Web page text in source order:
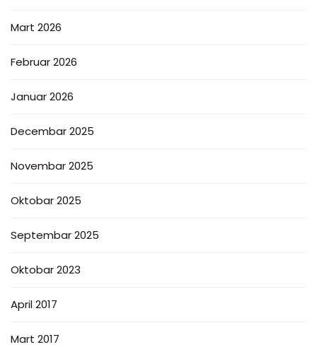
Mart 2026
Februar 2026
Januar 2026
Decembar 2025
Novembar 2025
Oktobar 2025
Septembar 2025
Oktobar 2023
April 2017
Mart 2017